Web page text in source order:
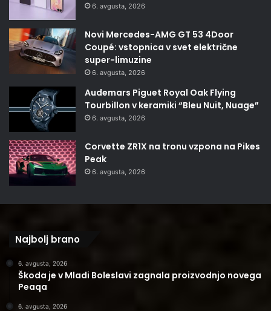
6. avgusta, 2026
Novi Mercedes-AMG GT 53 4Door
Coupé: vstopnica v svet električne
super-limuzine
6. avgusta, 2026
Audemars Piguet Royal Oak Flying
Tourbillon v keramiki “Bleu Nuit, Nuage”
6. avgusta, 2026
Corvette ZR1X na tronu vzpona na Pikes
Peak
6. avgusta, 2026
Najbolj brano
6. avgusta, 2026
Škoda je v Mladi Boleslavi zagnala proizvodnjo novega
Peaqa
6. avgusta, 2026